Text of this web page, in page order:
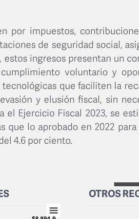
por impuestos,
de seguridad social,
ingresos presentan un
voluntario y
que faciliten la
y elusión fiscal, sin
el Ejercicio Fiscal 2023, se
que lo aprobado en 2022
4.6 por ciento.
OTROS